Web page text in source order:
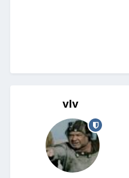
vIv